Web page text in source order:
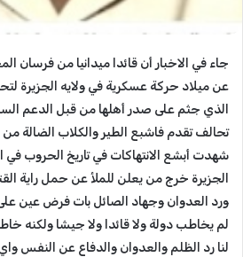
جاء في الاخبار أن قائدا ميدانيا من فرسان
عن ميلاد حركة عسكرية في ولايه الجزيرة
الذي جثم على صدر أهلها من قبل الدعم
تحالف تقدم فاشبع الطير والكلاب الضالة
شهدت أبشع الانتهاكات في تاريخ الحروب في
الجزيرة خرج من يعلن للملأ عن حمل راية
ورد العدوان وجهاد الصائل بات فرض عين
لم يخاطب دولة ولا قائدا ولا جيشا ولكنه
لنا رد الظلم والعدوان والدفاع عن النفس